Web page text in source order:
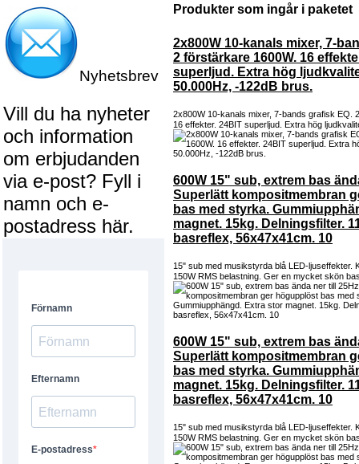
Nyhetsbrev
Vill du ha nyheter
och information
om erbjudanden
via e-post? Fyll i
namn och e-
postadress här.
Produkter som ingår i paketet
2x800W 10-kanals mixer, 7-
2 förstärkare 1600W. 16
superljud. Extra hög
50.000Hz, -122dB brus.
2x800W 10-kanals mixer, 7-bands grafisk EQ.
16 effekter. 24BIT superljud. Extra hög
600W 15" sub, extrem bas
Superlätt kompositmembran
bas med styrka.
magnet. 15kg. Delningsfilter.
basreflex, 56x47x41cm. 10
15" sub med musikstyrda blå LED-ljuseffekter.
150W RMS belastning. Ger en mycket skön
600W 15" sub, extrem bas
Superlätt kompositmembran
bas med styrka.
magnet. 15kg. Delningsfilter.
basreflex, 56x47x41cm. 10
15" sub med musikstyrda blå LED-ljuseffekter.
150W RMS belastning. Ger en mycket skön